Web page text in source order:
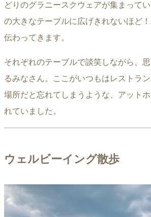
どりのグラニースクウェアが集まって
の大きなテーブルに広げきれないほど
伝わってきます。
それぞれのテーブルで談笑しながら、
るみなさん。ここがいつもはレストラ
場所だと忘れてしまうような、アット
れていました。
ウェルビーイング散歩